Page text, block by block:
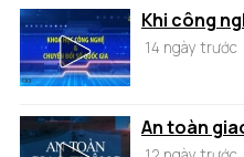
Khi công
14 ngày trước
An toàn